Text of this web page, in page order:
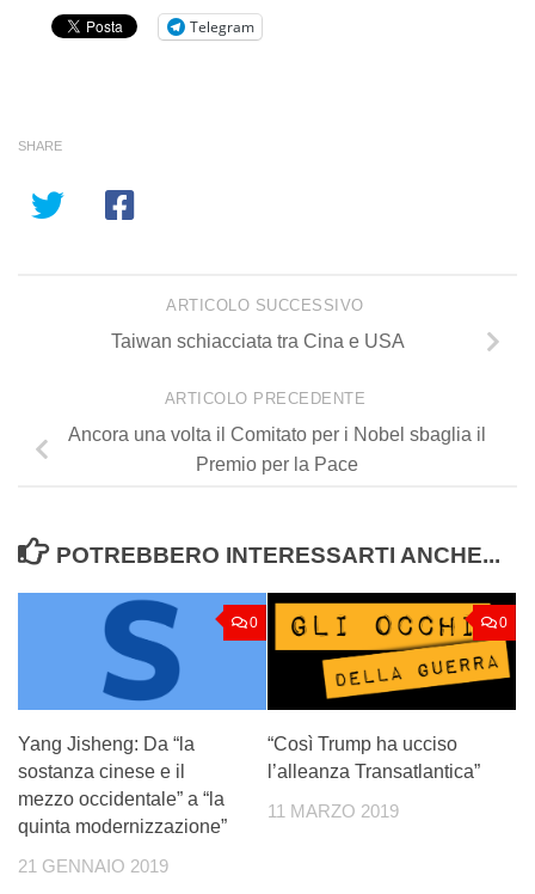
Telegram
SHARE
ARTICOLO SUCCESSIVO
Taiwan schiacciata tra Cina e USA
ARTICOLO PRECEDENTE
Ancora una volta il Comitato per i Nobel sbaglia il
Premio per la Pace
POTREBBERO INTERESSARTI ANCHE...
0
Yang Jisheng: Da “la
sostanza cinese e il
mezzo occidentale” a “la
quinta modernizzazione”
21 GENNAIO 2019
0
“Così Trump ha ucciso
l’alleanza Transatlantica”
11 MARZO 2019